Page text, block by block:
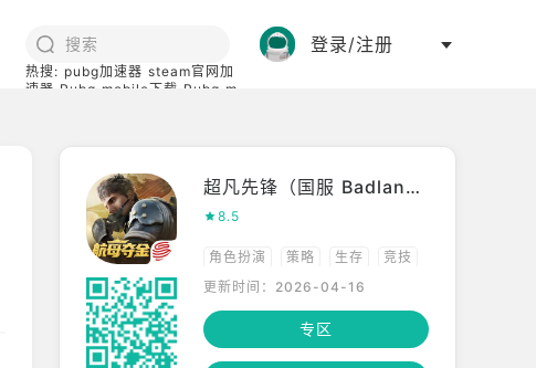
热搜: pubg加速器 steam官网加
速器 Pubg mobile下载 Pubg m
登录/注册
超凡先锋（国服 Badlanders）
8.5
角色扮演 策略 生存
竞技
更新时间：2026-04-16
专区